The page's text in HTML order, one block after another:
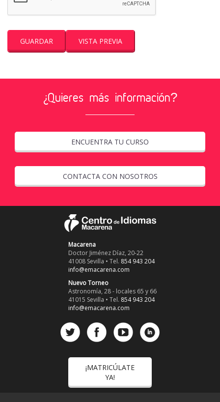
¿Quieres más información?
ENCUENTRA TU CURSO
CONTACTA CON NOSOTROS
Macarena
Doctor Jiménez Díaz, 20-22
41008 Sevilla • Tel. 854 943 204
info@emacarena.com
Nuevo Torneo
Astronomía, 28 - locales 65 y 66
41015 Sevilla • Tel. 854 943 204
info@emacarena.com
¡MATRICÚLATE
YA!